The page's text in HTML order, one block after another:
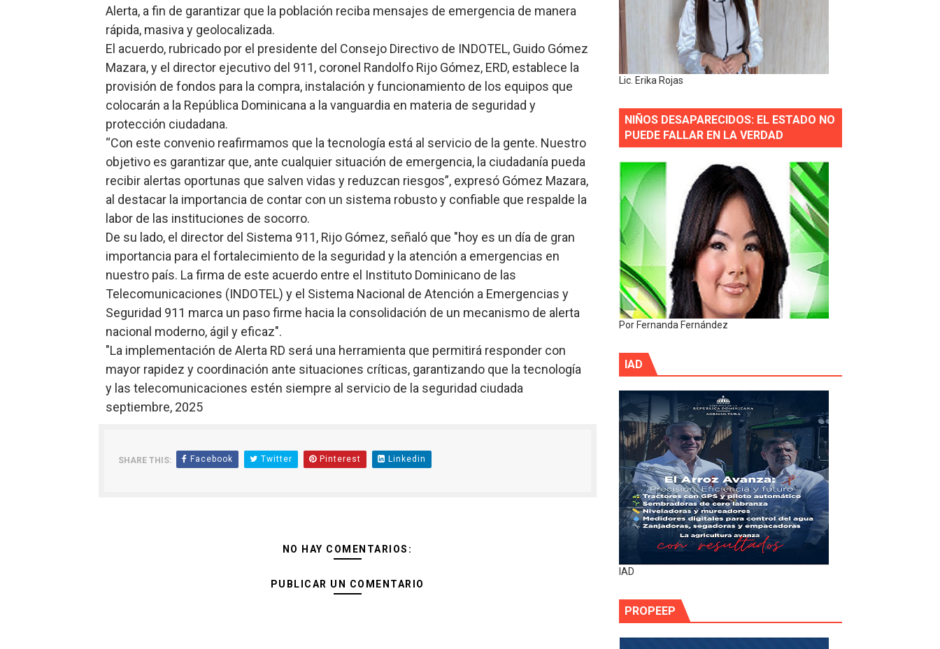
Alerta, a fin de garantizar que la población reciba mensajes de emergencia de manera
rápida, masiva y geolocalizada.
El acuerdo, rubricado por el presidente del Consejo Directivo de INDOTEL, Guido Gómez
Mazara, y el director ejecutivo del 911, coronel Randolfo Rijo Gómez, ERD, establece la
provisión de fondos para la compra, instalación y funcionamiento de los equipos que
colocarán a la República Dominicana a la vanguardia en materia de seguridad y
protección ciudadana.
“Con este convenio reafirmamos que la tecnología está al servicio de la gente. Nuestro
objetivo es garantizar que, ante cualquier situación de emergencia, la ciudadanía pueda
recibir alertas oportunas que salven vidas y reduzcan riesgos”, expresó Gómez Mazara,
al destacar la importancia de contar con un sistema robusto y confiable que respalde la
labor de las instituciones de socorro.
De su lado, el director del Sistema 911, Rijo Gómez, señaló que "hoy es un día de gran
importancia para el fortalecimiento de la seguridad y la atención a emergencias en
nuestro país. La firma de este acuerdo entre el Instituto Dominicano de las
Telecomunicaciones (INDOTEL) y el Sistema Nacional de Atención a Emergencias y
Seguridad 911 marca un paso firme hacia la consolidación de un mecanismo de alerta
nacional moderno, ágil y eficaz".
"La implementación de Alerta RD será una herramienta que permitirá responder con
mayor rapidez y coordinación ante situaciones críticas, garantizando que la tecnología
y las telecomunicaciones estén siempre al servicio de la seguridad ciudada
septiembre, 2025
SHARE THIS: Facebook Twitter Pinterest Linkedin
NO HAY COMENTARIOS:
PUBLICAR UN COMENTARIO
Lic. Erika Rojas
NIÑOS DESAPARECIDOS: EL ESTADO NO
PUEDE FALLAR EN LA VERDAD
Por Fernanda Fernández
IAD
IAD
PROPEEP